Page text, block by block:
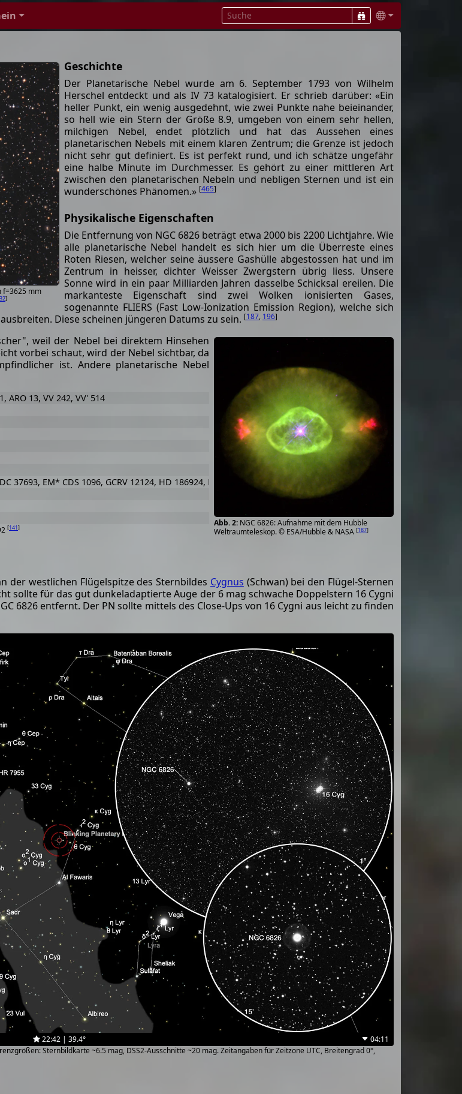
f=3625 mm
32]
Geschichte
Der Planetarische Nebel wurde am 6. September 1793 von Wilhelm
Herschel entdeckt und als IV 73 katalogisiert. Er schrieb darüber: «Ein
heller Punkt, ein wenig ausgedehnt, wie zwei Punkte nahe beieinander,
so hell wie ein Stern der Größe 8.9, umgeben von einem sehr hellen,
milchigen Nebel, endet plötzlich und hat das Aussehen eines
planetarischen Nebels mit einem klaren Zentrum; die Grenze ist jedoch
nicht sehr gut definiert. Es ist perfekt rund, und ich schätze ungefähr
eine halbe Minute im Durchmesser. Es gehört zu einer mittleren Art
zwischen den planetarischen Nebeln und nebligen Sternen und ist ein
wunderschönes Phänomen.» [465]
Physikalische Eigenschaften
Die Entfernung von NGC 6826 beträgt etwa 2000 bis 2200 Lichtjahre. Wie
alle planetarische Nebel handelt es sich hier um die Überreste eines
Roten Riesen, welcher seine äussere Gashülle abgestossen hat und im
Zentrum in heisser, dichter Weisser Zwergstern übrig liess. Unsere
Sonne wird in ein paar Milliarden Jahren dasselbe Schicksal ereilen. Die
markanteste Eigenschaft sind zwei Wolken ionisierten Gases,
sogenannte FLIERS (Fast Low-Ionization Emission Region), welche sich
Diese scheinen jüngeren Datums zu sein. [187, 196]
NGC 6826: Aufnahme mit dem Hubble
Weltraumteleskop. © ESA/Hubble & NASA [187]
weil der Nebel bei direktem Hinsehen
vorbei schaut, wird der Nebel sichtbar, da
ist. Andere planetarische Nebel
[141]
ARO 13, VV 242, VV' 514
37693, EM* CDS 1096, GCRV 12124, HD 186924, PLX 4649, SAO 31951, TD1 25412
der westlichen Flügelspitze des Sternbildes Cygnus (Schwan) bei den Flügel-Sternen
sollte für das gut dunkeladaptierte Auge der 6 mag schwache Doppelstern 16 Cygni
6826 entfernt. Der PN sollte mittels des Close-Ups von 16 Cygni aus leicht zu finden
22:42 | 39.4°
04:11
Sternbildkarte ~6.5 mag, DSS2-Ausschnitte ~20 mag. Zeitangaben für Zeitzone UTC, Breitengrad 0°,